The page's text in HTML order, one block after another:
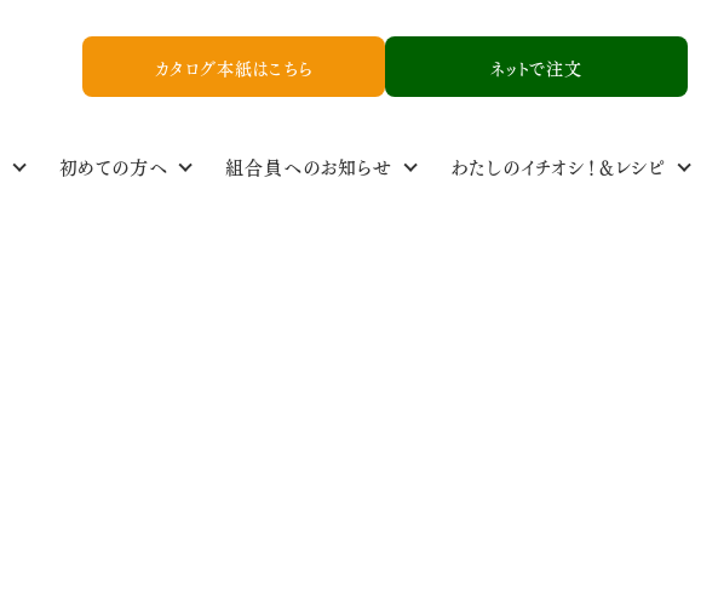
カタログ本紙はこちら ネットで注文
初めての方へ 組合員へのお知らせ わたしのイチオシ！＆レシピ